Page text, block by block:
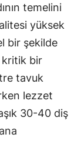
temelini
yüksek
bir şekilde
kritik bir
tavuk
lezzet
30-40 diş